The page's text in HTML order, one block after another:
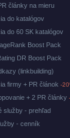
články na mieru
do katalógov
do 60 SK katalógov
Boost Pack
DR Boost Pack
(linkbuilding)
firmy + PR článok -
+ 2 PR články
služby - prehľad
- cenník